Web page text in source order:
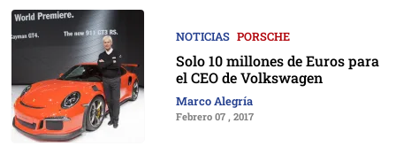
NOTICIAS PORSCHE
Solo 10 millones de Euros para
el CEO de Volkswagen
Marco Alegría
Febrero 07 , 2017